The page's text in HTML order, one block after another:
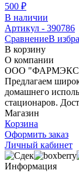
500 ₽
В наличии
Артикул - 390786
СравнениеВ
В корзину
О компании
ООО "ФАРМЭКС" -
Предлагаем
домашнего
стационаров.
Магазин
Корзина
Оформить заказ
Личный кабинет
Информация